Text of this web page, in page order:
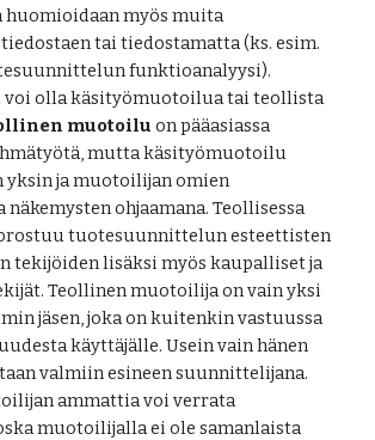
myös muita
tai tiedostamatta (ks. esim.
funktioanalyysi).
voi olla käsityömuotoilua tai teollista
muotoilu on pääasiassa
mutta käsityömuotoilu
yksin ja muotoilijan omien
ohjaamana. Teollisessa
tuotesuunnittelun esteettisten
tekijöiden lisäksi myös kaupalliset ja
Teollinen muotoilija on vain yksi
jäsen, joka on kuitenkin vastuussa
käyttäjälle. Usein vain hänen
valmiin esineen suunnittelijana.
ammattia voi verrata
muotoilijalla ei ole samanlaista